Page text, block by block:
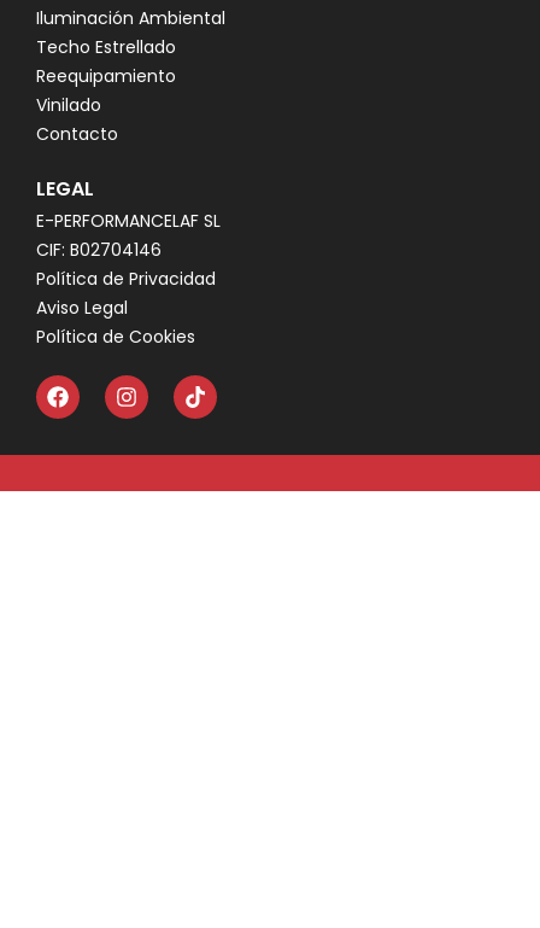
Iluminación Ambiental
Techo Estrellado
Reequipamiento
Vinilado
Contacto
LEGAL
E-PERFORMANCELAF SL
CIF: B02704146
Política de Privacidad
Aviso Legal
Política de Cookies